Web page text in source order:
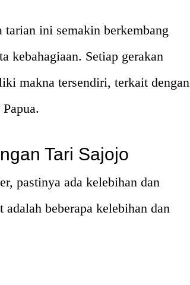
ini semakin berkembang
kebahagiaan. Setiap gerakan
makna tersendiri, terkait dengan
Tari Sajojo
pastinya ada kelebihan dan
beberapa kelebihan dan